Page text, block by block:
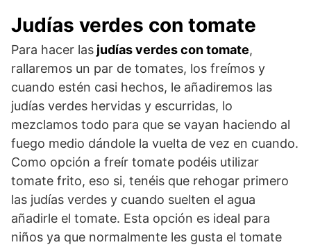
Judías verdes con tomate
Para hacer las judías verdes con tomate,
rallaremos un par de tomates, los freímos y
cuando estén casi hechos, le añadiremos las
judías verdes hervidas y escurridas, lo
mezclamos todo para que se vayan haciendo al
fuego medio dándole la vuelta de vez en cuando.
Como opción a freír tomate podéis utilizar
tomate frito, eso si, tenéis que rehogar primero
las judías verdes y cuando suelten el agua
añadirle el tomate. Esta opción es ideal para
niños ya que normalmente les gusta el tomate